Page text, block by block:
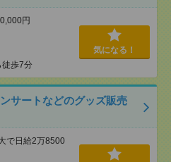
円
徒歩7分
気になる！
サートなどのグッズ販売
で日給2万8500